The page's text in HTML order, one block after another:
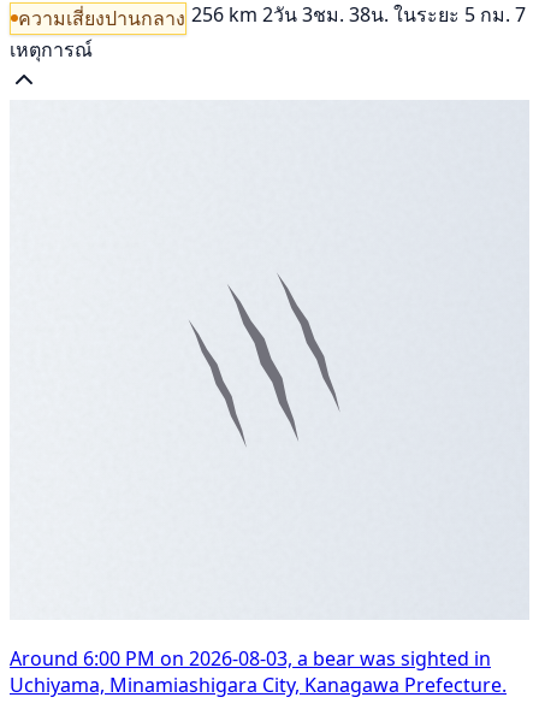
ความเสี่ยงปานกลาง 256 km 2วัน 3ชม. 38น. ในระยะ 5 กม. 7
เหตุการณ์
Around 6:00 PM on 2026-08-03, a bear was sighted in
Uchiyama, Minamiashigara City, Kanagawa Prefecture.